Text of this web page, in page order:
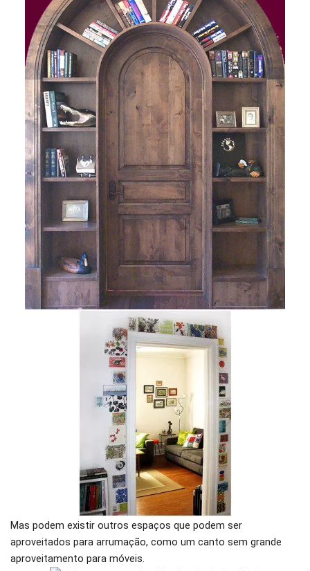
Mas podem existir outros espaços que podem ser
aproveitados para arrumação, como um canto sem grande
aproveitamento para móveis.